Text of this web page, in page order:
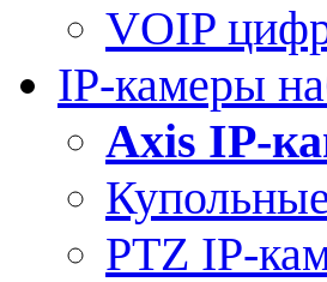
VOIP
IP-камеры
Axis IP-
PTZ IP-